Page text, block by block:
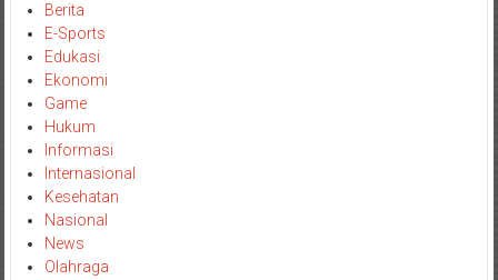
Berita
E-Sports
Edukasi
Ekonomi
Game
Hukum
Informasi
Internasional
Kesehatan
Nasional
News
Olahraga